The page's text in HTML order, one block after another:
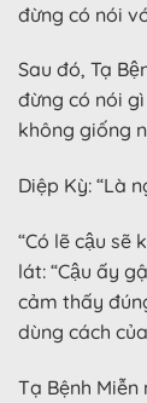
đừng có nói
Sau đó, Tạ
đừng có nói
không giống
Diệp Kỳ: “Là
“Có lẽ cậu sẽ
lát: “Cậu ấy
cảm thấy
dùng cách
Tạ Bệnh Miễn